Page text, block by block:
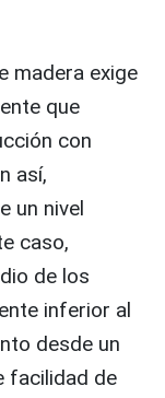
madera exige
que
con
así,
un nivel
caso,
de los
inferior al
desde un
facilidad de